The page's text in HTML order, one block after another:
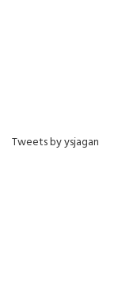
Tweets by ysjagan